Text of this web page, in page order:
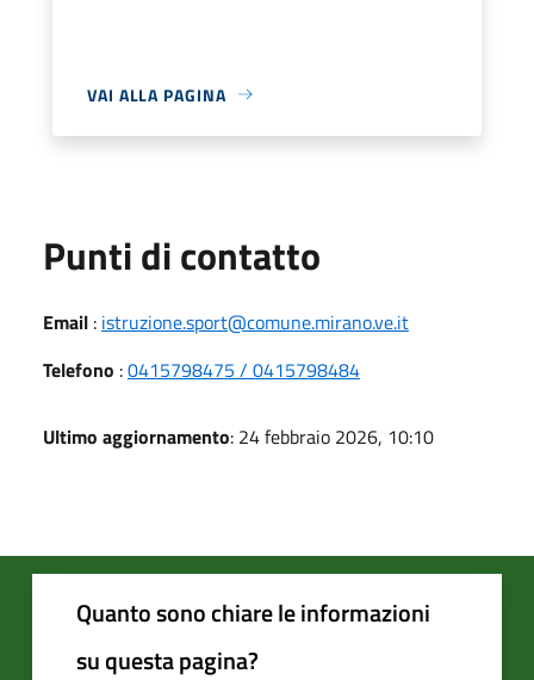
VAI ALLA PAGINA
Punti di contatto
Email : istruzione.sport@comune.mirano.ve.it
Telefono :0415798475 / 0415798484
Ultimo aggiornamento: 24 febbraio 2026, 10:10
Quanto sono chiare le informazioni
su questa pagina?